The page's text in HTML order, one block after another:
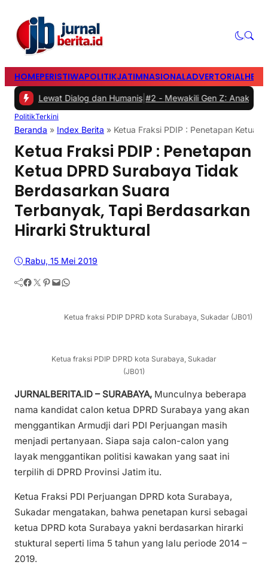
HOMEPERISTIWAPOLITIKJATIMNASIONALADVERTORIAL
Dialog dan Humanis|#2 -Mewakili Gen Z: Anak Perempuan
PolitikTerkini
Beranda » Index Berita » Ketua Fraksi PDIP : Penetapan Ketua
Ketua Fraksi PDIP : Penetapan
Ketua DPRD Surabaya Tidak
Berdasarkan Suara
Terbanyak, Tapi Berdasarkan
Hirarki Struktural
Rabu, 15 Mei 2019
Facebook Twitter Pinterest Mail WhatsApp
Ketua fraksi PDIP DPRD kota Surabaya, Sukadar (JB01)
Ketua fraksi PDIP DPRD kota Surabaya, Sukadar
(JB01)
JURNALBERITA.ID – SURABAYA, Munculnya beberapa
nama kandidat calon ketua DPRD Surabaya yang akan
menggantikan Armudji dari PDI Perjuangan masih
menjadi pertanyaan. Siapa saja calon-calon yang
layak menggantikan politisi kawakan yang saat ini
terpilih di DPRD Provinsi Jatim itu.
Ketua Fraksi PDI Perjuangan DPRD kota Surabaya,
Sukadar mengatakan, bahwa penetapan kursi sebagai
ketua DPRD kota Surabaya yakni berdasarkan hirarki
stuktural seperti lima 5 tahun yang lalu periode 2014 –
2019.